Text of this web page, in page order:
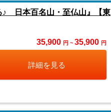
♪ 日本百名山・至仏山』【東
35,900 円 ~ 35,900 円
詳細を見る